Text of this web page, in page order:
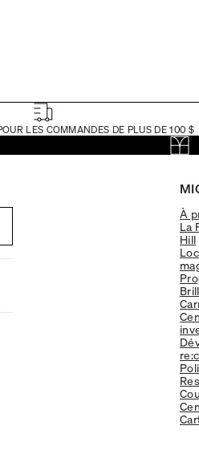
LES COMMANDES DE PLUS DE 100 $
À
La
Hill